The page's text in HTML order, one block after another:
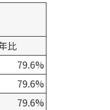
比
79.6%
79.6%
79.6%